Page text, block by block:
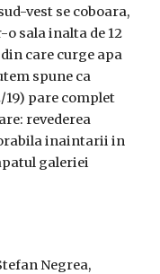
vest se coboara,
sala inalta de 12
care curge apa
spune ca
19) pare complet
revederea
inaintarii in
galeriei
Negrea,